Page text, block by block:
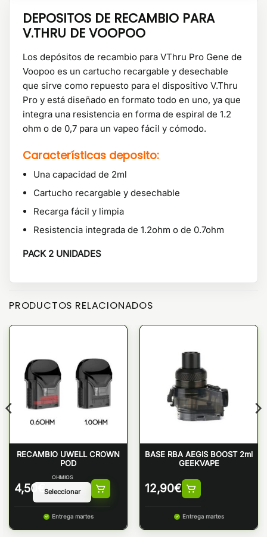
DEPOSITOS DE RECAMBIO PARA
V.THRU DE VOOPOO
Los depósitos de recambio para VThru Pro Gene de
Voopoo es un cartucho recargable y desechable
que sirve como repuesto para el dispositivo V.Thru
Pro y está diseñado en formato todo en uno, ya que
integra una resistencia en forma de espiral de 1.2
ohm o de 0,7 para un vapeo fácil y cómodo.
Características deposito:
Una capacidad de 2ml
Cartucho recargable y desechable
Recarga fácil y limpia
Resistencia integrada de 1.2ohm o de 0.7ohm
PACK 2 UNIDADES
PRODUCTOS RELACIONADOS
RECAMBIO UWELL CROWN
POD
4,50 €
OHMIOS
Entrega martes
BASE RBA AEGIS BOOST 2ml
GEEKVAPE
12,90€
Entrega martes